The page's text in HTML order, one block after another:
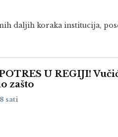
daljih koraka institucija,
U REGIJI!
zašto
sati